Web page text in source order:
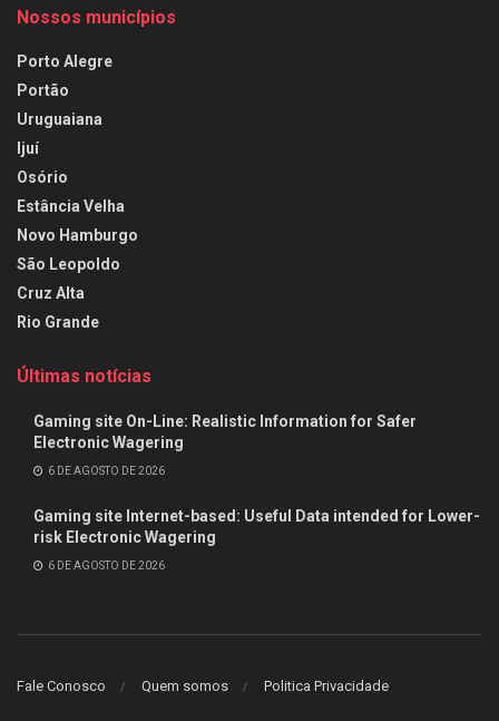
Nossos municípios
Porto Alegre
Portão
Uruguaiana
Ijuí
Osório
Estância Velha
Novo Hamburgo
São Leopoldo
Cruz Alta
Rio Grande
Últimas notícias
Gaming site On-Line: Realistic Information for Safer
Electronic Wagering
6 DE AGOSTO DE 2026
Gaming site Internet-based: Useful Data intended for Lower-
risk Electronic Wagering
6 DE AGOSTO DE 2026
Fale Conosco Quem somos Politica Privacidade